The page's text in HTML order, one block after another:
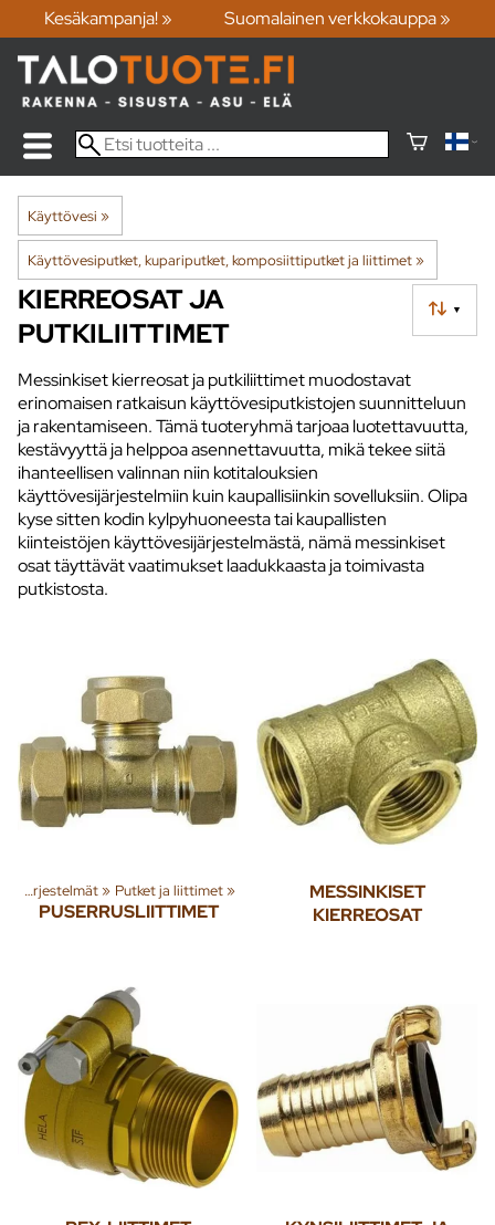
Kesäkampanja! » Suomalainen verkkokauppa »
Käyttövesi ‪»
Käyttövesiputket, kupariputket, komposiittiputket ja liittimet‪»
▼
KIERREOSAT JA
PUTKILIITTIMET
Messinkiset kierreosat ja putkiliittimet muodostavat
erinomaisen ratkaisun käyttövesiputkistojen suunnitteluun
ja rakentamiseen. Tämä tuoteryhmä tarjoaa luotettavuutta,
kestävyyttä ja helppoa asennettavuutta, mikä tekee siitä
ihanteellisen valinnan niin kotitalouksien
käyttövesijärjestelmiin kuin kaupallisiinkin sovelluksiin. Olipa
kyse sitten kodin kylpyhuoneesta tai kaupallisten
kiinteistöjen käyttövesijärjestelmästä, nämä messinkiset
osat täyttävät vaatimukset laadukkaasta ja toimivasta
putkistosta.
Lämmitysjärjestelmät‪» Putket ja liittimet‪»
PUSERRUSLIITTIMET
MESSINKISET
KIERREOSAT